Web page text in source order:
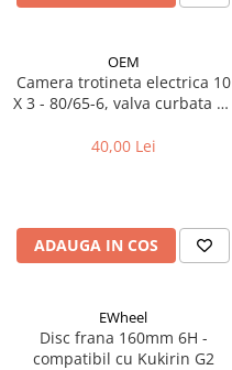
Suport telefon bicicleta
Oglinzi bicicleta
Lumini bicicleta
Computer bicicleta
Piese biciclete
Anvelopa bicicleta
OEM
Camera trotineta electrica 10
X 3 - 80/65-6, valva curbata 90
40,00 Lei
ADAUGA IN COS
EWheel
Disc frana 160mm 6H -
compatibil cu Kukirin G2